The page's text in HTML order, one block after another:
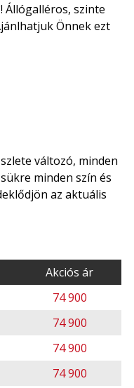
! Állógalléros, szinte
Önnek ezt
változó, minden
minden szín és
az aktuális
Akciós ár
74 900
74 900
74 900
74 900